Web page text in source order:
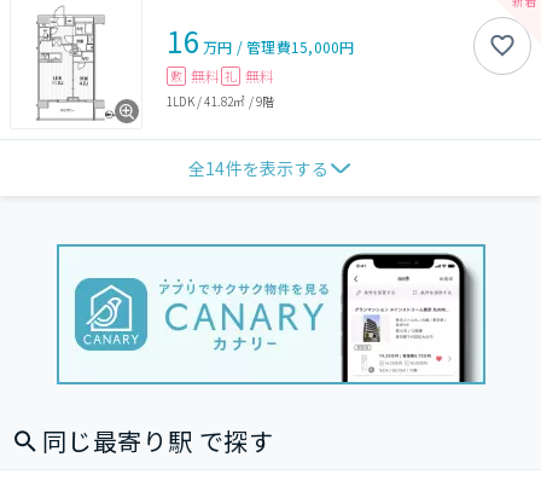
16 万円 /管理費15,000円
敷 無料 礼 無料
1LDK/41.82㎡ /9階
全14件を表示する
同じ最寄り駅 で探す